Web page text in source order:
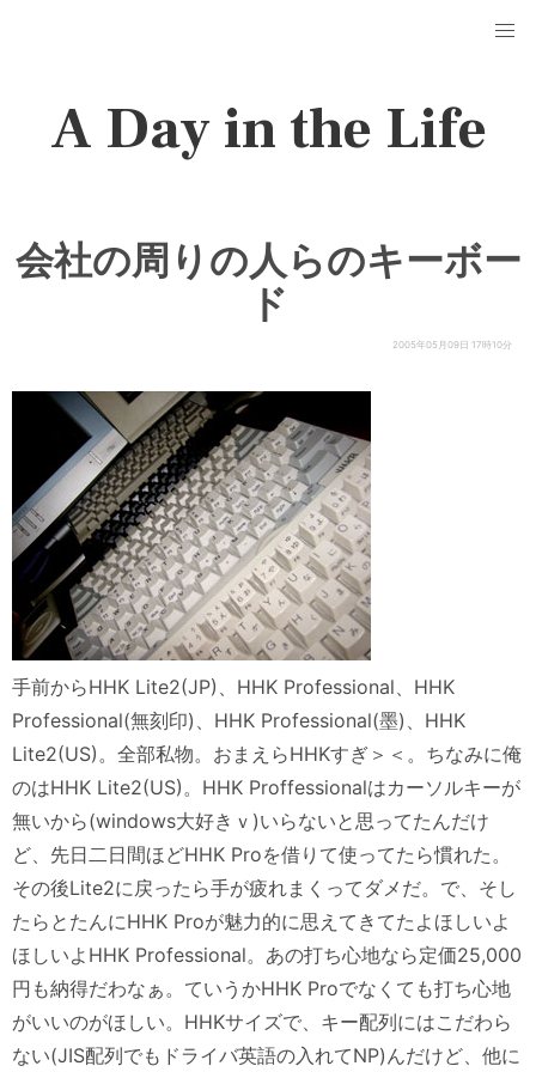
A Day in the Life
会社の周りの人らのキーボー
ド
2005年05月09日 17時10分
手前からHHK Lite2(JP)、HHK Professional、HHK
Professional(無刻印)、HHK Professional(墨)、HHK
Lite2(US)。全部私物。おまえらHHKすぎ＞＜。ちなみに俺
のはHHK Lite2(US)。HHK Proffessionalはカーソルキーが
無いから(windows大好きｖ)いらないと思ってたんだけ
ど、先日二日間ほどHHK Proを借りて使ってたら慣れた。
その後Lite2に戻ったら手が疲れまくってダメだ。で、そし
たらとたんにHHK Proが魅力的に思えてきてたよほしいよ
ほしいよHHK Professional。あの打ち心地なら定価25,000
円も納得だわなぁ。ていうかHHK Proでなくても打ち心地
がいいのがほしい。HHKサイズで、キー配列にはこだわら
ない(JIS配列でもドライバ英語の入れてNP)んだけど、他に